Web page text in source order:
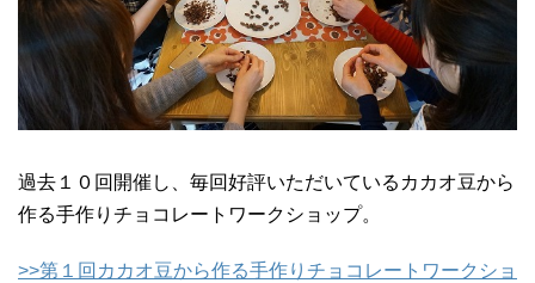
過去１０回開催し、毎回好評いただいているカカオ豆から
作る手作りチョコレートワークショップ。
>>第１回カカオ豆から作る手作りチョコレートワークショ